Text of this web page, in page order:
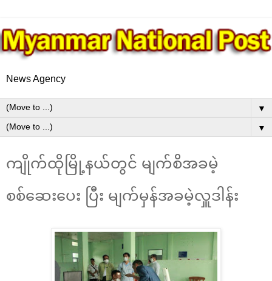
News Agency
▼
▼
ကျိုက်ထိုမြို့နယ်တွင် မျက်စိအခမဲ့
စစ်ဆေးပေး ပြီး မျက်မှန်အခမဲ့လှူဒါန်း